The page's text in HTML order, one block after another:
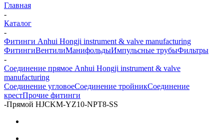
Главная
-
Каталог
-
Фитинги Anhui Hongji instrument & valve manufacturing
ФитингиВентилиМанифольдыИмпульсные трубыФильтры
-
Соединение прямое Anhui Hongji instrument & valve
manufacturing
Соединение угловоеСоединение тройникСоединение
крестПрочие фитинги
-Прямой HJCKM-YZ10-NPT8-SS